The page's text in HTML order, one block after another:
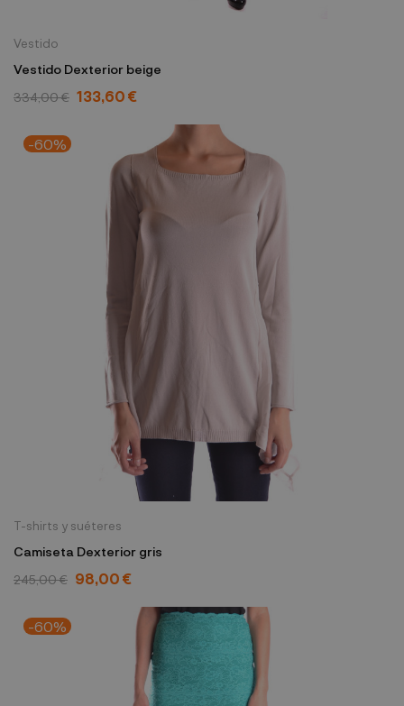
Vestido
Vestido Dexterior beige
334,00 € 133,60 €
-60%
T-shirts y suéteres
Camiseta Dexterior gris
245,00 € 98,00 €
-60%